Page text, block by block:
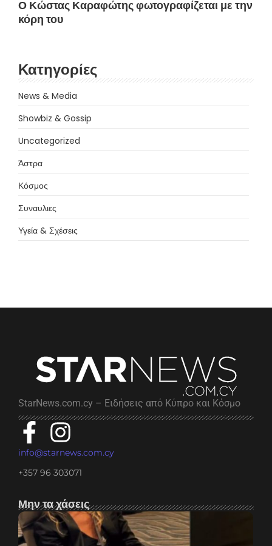
Ο Κώστας Καραφώτης φωτογραφίζεται με την
κόρη του
Κατηγορίες
News & Media
Showbiz & Gossip
Uncategorized
Άστρα
Κόσμος
Συναυλιες
Υγεία & Σχέσεις
StarNews.com.cy – Ειδήσεις από Κύπρο και Κόσμο
info@starnews.com.cy
+357 96 303071
Μην τα χάσεις